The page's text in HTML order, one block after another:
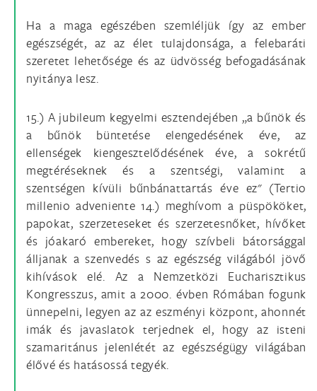
Ha a maga egészében szemléljük így az ember
egészségét, az az élet tulajdonsága, a felebaráti
szeretet lehetősége és az üdvösség befogadásának
nyitánya lesz.
15.) A jubileum kegyelmi esztendejében „a bűnök és
a bűnök büntetése elengedésének éve, az
ellenségek kiengesztelődésének éve, a sokrétű
megtéréseknek és a szentségi, valamint a
szentségen kívüli bűnbánattartás éve ez" (Tertio
millenio adveniente 14.) meghívom a püspököket,
papokat, szerzeteseket és szerzetesnőket, hívőket
és jóakaró embereket, hogy szívbeli bátorsággal
álljanak a szenvedés s az egészség világából jövő
kihívások elé. Az a Nemzetközi Eucharisztikus
Kongresszus, amit a 2000. évben Rómában fogunk
ünnepelni, legyen az az eszményi központ, ahonnét
imák és javaslatok terjednek el, hogy az isteni
szamaritánus jelenlétét az egészségügy világában
élővé és hatásossá tegyék.